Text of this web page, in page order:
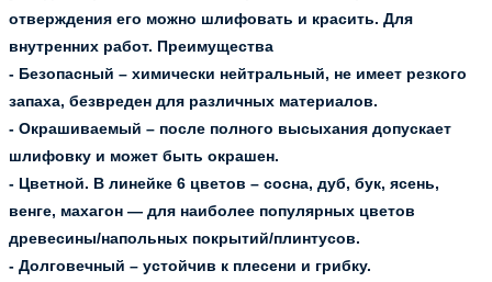
отверждения его можно шлифовать и красить. Для
внутренних работ. Преимущества
- Безопасный – xимически нейтральный, не имеет резкого
запаха, безвреден для различных материалов.
- Окрашиваемый – после полного высыхания допускает
шлифовку и может быть окрашен.
- Цветной. В линейке 6 цветов – сосна, дуб, бук, ясень,
венге, махагон — для наиболее популярных цветов
древесины/напольных покрытий/плинтусов.
- Долговечный – устойчив к плесени и грибку.